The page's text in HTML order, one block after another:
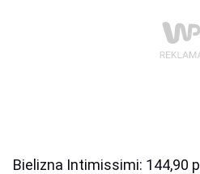
Bielizna Intimissimi: 144,90